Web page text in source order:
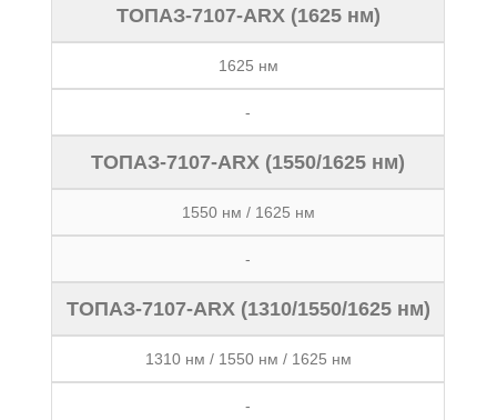
ТОПАЗ-7107-ARX (1625 нм)
1625 нм
-
ТОПАЗ-7107-ARX (1550/1625 нм)
1550 нм / 1625 нм
-
ТОПАЗ-7107-ARX (1310/1550/1625 нм)
1310 нм / 1550 нм / 1625 нм
-